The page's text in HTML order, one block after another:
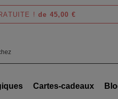
! de 45,00 €
Cartes-cadeaux